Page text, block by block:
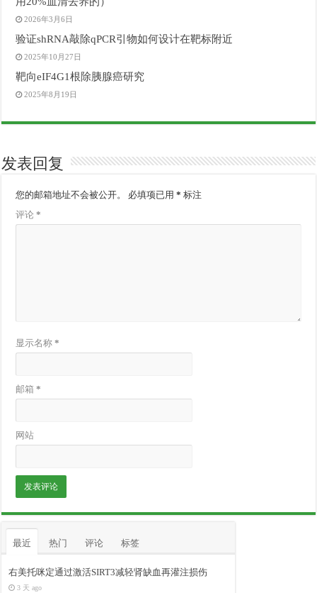
2026年3月6日
验证shRNA敲除qPCR引物如何设计在靶标附近
2025年10月27日
靶向eIF4G1根除胰腺癌研究
2025年8月19日
发表回复
您的邮箱地址不会被公开。 必填项已用* 标注
评论*
显示名称*
邮箱*
网站
最近 热门 评论 标签
右美托咪定通过激活SIRT3减轻肾缺血再灌注损伤
3 天 ago